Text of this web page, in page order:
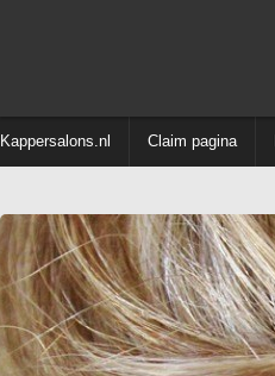
Kappersalons.nl Claim pagina